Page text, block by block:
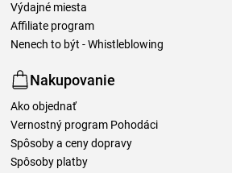
Výdajné miesta
Affiliate program
Nenech to být - Whistleblowing
Nakupovanie
Ako objednať
Vernostný program Pohodáci
Spôsoby a ceny dopravy
Spôsoby platby